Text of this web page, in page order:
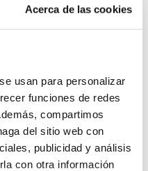
Acerca de las cookies
usan para personalizar
funciones de redes
compartimos
del sitio web con
publicidad y análisis
con otra información